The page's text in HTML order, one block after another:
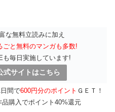
な無料立読みに加え
ごと無料のマンガも多数!
も毎日実施しています!
式サイトはこちら
間で600円分のポイント ＧＥＴ！
品購入でポイント40%還元